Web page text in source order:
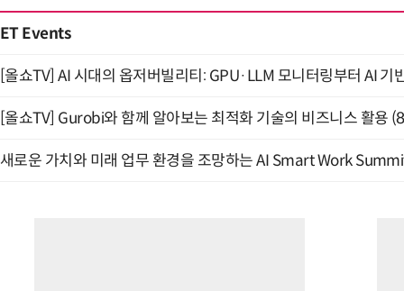
ET Events
[올쇼TV] AI 시대의 옵저버빌리티: GPU·LLM 모니터링부터 AI
[올쇼TV] Gurobi와 함께 알아보는 최적화 기술의 비즈니스 활용
새로운 가치와 미래 업무 환경을 조망하는 AI Smart Work